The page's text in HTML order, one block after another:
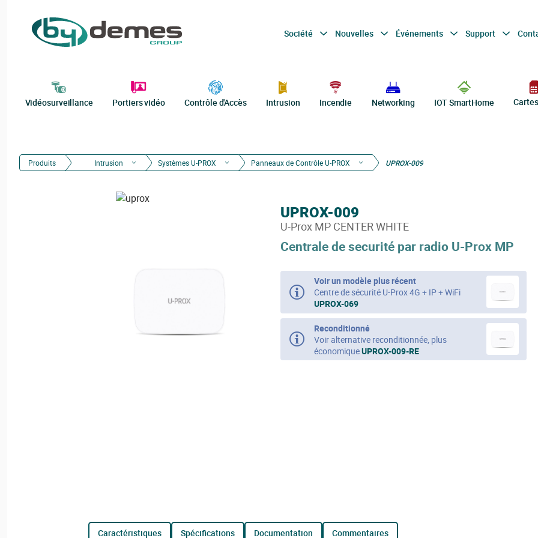
Société Nouvelles Événements Support
Vidéosurveillance Portiers vidéo Contrôle d'Accès Intrusion Incendie Networking IOT SmartHome
Produits Intrusion Systèmes U-PROX Panneaux de Contrôle U-PROX UPROX-009
Centrale de securité par radio U-Prox MP
UPROX-009
U-Prox MP CENTER WHITE
Voir un modèle plus récent
Centre de sécurité U-Prox 4G + IP + WiFi
UPROX-069
Reconditionné
Voir alternative reconditionnée, plus
économiqueUPROX-009-RE
caractéristiques spécifications documentation commentaires